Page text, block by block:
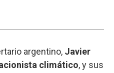
argentino, Javier
climático, y sus